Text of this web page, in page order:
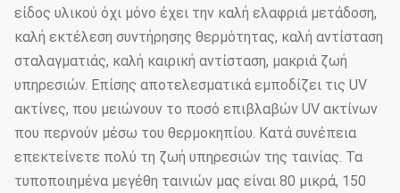
είδος υλικού όχι μόνο έχει την καλή ελαφριά μετάδοση,
καλή εκτέλεση συντήρησης θερμότητας, καλή αντίσταση
σταλαγματιάς, καλή καιρική αντίσταση, μακριά ζωή
υπηρεσιών. Επίσης αποτελεσματικά εμποδίζει τις UV
ακτίνες, που μειώνουν το ποσό επιβλαβών UV ακτίνων
που περνούν μέσω του θερμοκηπίου. Κατά συνέπεια
επεκτείνετε πολύ τη ζωή υπηρεσιών της ταινίας. Τα
τυποποιημένα μεγέθη ταινιών μας είναι 80 μικρά, 150